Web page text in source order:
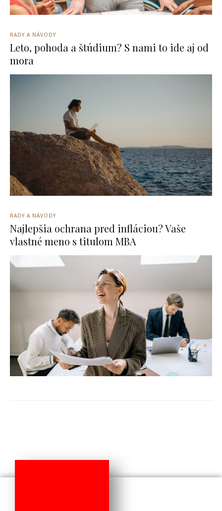
RADY A NÁVODY
Leto, pohoda a štúdium? S nami to ide aj od
mora
RADY A NÁVODY
Najlepšia ochrana pred infláciou? Vaše
vlastné meno s titulom MBA